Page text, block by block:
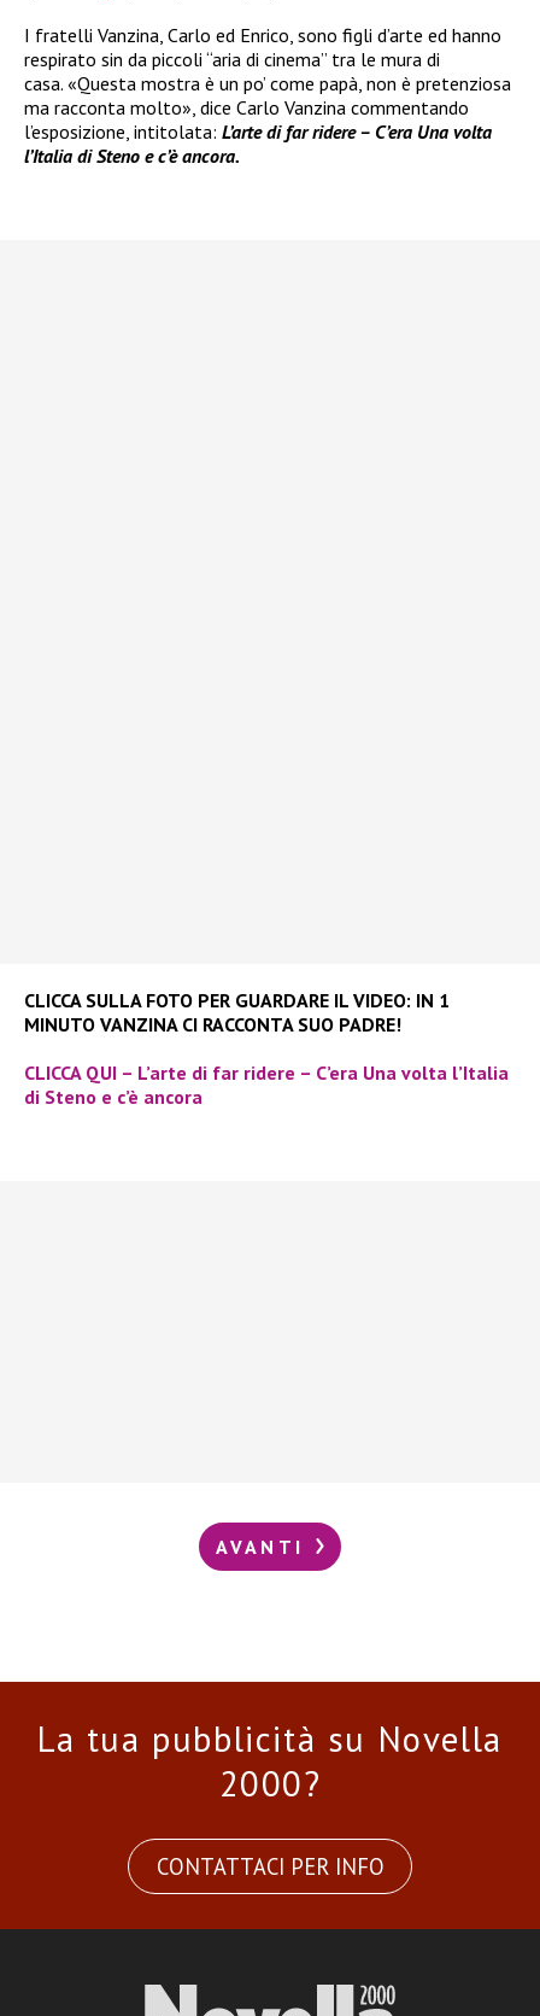
I fratelli Vanzina, Carlo ed Enrico, sono figli d’arte ed hanno
respirato sin da piccoli “aria di cinema” tra le mura di
casa. «Questa mostra è un po’ come papà, non è pretenziosa
ma racconta molto», dice Carlo Vanzina commentando
l’esposizione, intitolata: L’arte di far ridere – C’era Una volta
l’Italia di Steno e c’è ancora.
CLICCA SULLA FOTO PER GUARDARE IL VIDEO: IN 1
MINUTO VANZINA CI RACCONTA SUO PADRE!
CLICCA QUI – L’arte di far ridere – C’era Una volta l’Italia
di Steno e c’è ancora
AVANTI
La tua pubblicità su Novella
2000?
CONTATTACI PER INFO